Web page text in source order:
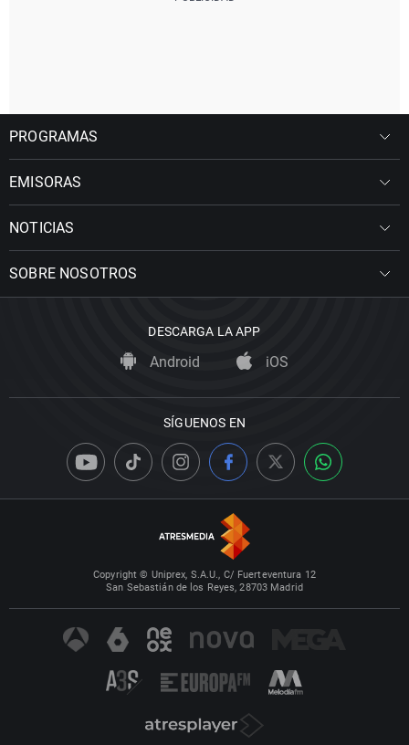
PROGRAMAS
EMISORAS
NOTICIAS
SOBRE NOSOTROS
DESCARGA LA APP
Android iOS
SÍGUENOS EN
Copyright © Uniprex, S.A.U., C/ Fuerteventura 12
San Sebastián de los Reyes, 28703 Madrid